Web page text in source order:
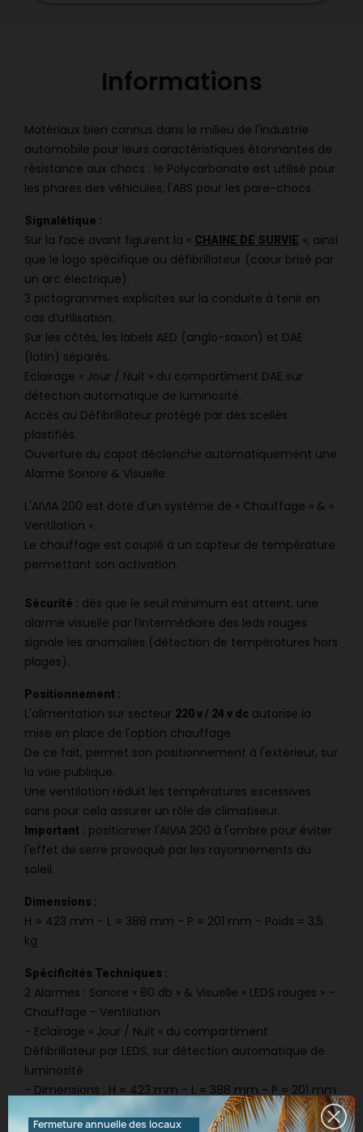
Informations
Matériaux bien connus dans le milieu de l'industrie
automobile pour leurs caractéristiques étonnantes de
résistance aux chocs : le Polycarbonate est utilisé pour
les phares des véhicules, l'ABS pour les pare-chocs.
Signalétique :
Sur la face avant figurent la « CHAINE DE SURVIE », ainsi
que le logo spécifique au défibrillateur (cœur brisé par
un arc électrique).
3 pictogrammes explicites sur la conduite à tenir en
cas d’utilisation.
Sur les côtés, les labels AED (anglo-saxon) et DAE
(latin) séparés.
Eclairage « Jour / Nuit » du compartiment DAE sur
détection automatique de luminosité.
Accès au Défibrillateur protégé par des scellés
plastifiés.
Ouverture du capot déclenche automatiquement une
Alarme Sonore & Visuelle
L'AIVIA 200 est doté d'un système de « Chauffage » & «
Ventilation ».
Le chauffage est couplé à un capteur de température
permettant son activation.
Sécurité : dès que le seuil minimum est atteint, une
alarme visuelle par l’intermédiaire des leds rouges
signale les anomalies (détection de températures hors
plages).
Positionnement :
L'alimentation sur secteur 220 v / 24 v dc autorise la
mise en place de l'option chauffage.
De ce fait, permet son positionnement à l'extérieur, sur
la voie publique.
Une ventilation réduit les températures excessives
sans pour cela assurer un rôle de climatiseur.
Important : positionner l'AIVIA 200 à l'ombre pour éviter
l'effet de serre provoqué par les rayonnements du
soleil.
Dimensions :
H = 423 mm - L = 388 mm - P = 201 mm - Poids = 3,5
kg
Spécificités Techniques :
2 Alarmes : Sonore « 80 db » & Visuelle « LEDS rouges » -
Chauffage - Ventilation
- Eclairage « Jour / Nuit » du compartiment
Défibrillateur par LEDS, sur détection automatique de
luminosité
- Dimensions : H = 423 mm - L = 388 mm - P = 201 mm
- Poids = 3,5 kg
Fermeture annuelle des locaux